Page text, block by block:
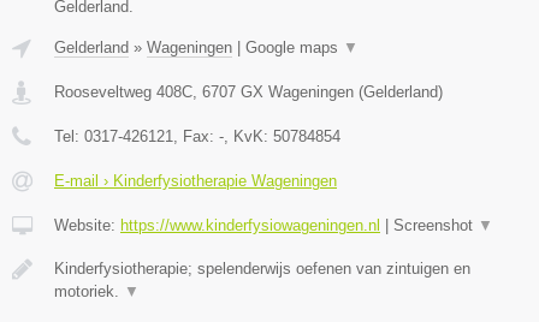
Gelderland.
Gelderland » Wageningen Google maps ▼
Rooseveltweg 408C, 6707 GX Wageningen (Gelderland)
Tel: 0317-426121, Fax: -, KvK: 50784854
E-mail › Kinderfysiotherapie Wageningen
Website: https://www.kinderfysiowageningen.nl Screenshot ▼
Kinderfysiotherapie; spelenderwijs oefenen van zintuigen en
motoriek. ▼